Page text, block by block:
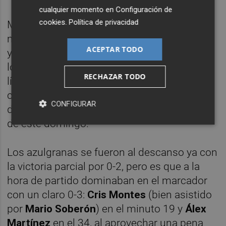
Mientras que el Intercity arrancó el curso
mirando con decisión a la cabeza de la tabla
y hoy transita por la zona media, el Eldense
lo hizo con agobios clasificatorios y hoy es
líder, gracias a que ha sido capaz de enlazar
cinco victorias consecutivas, la última a
domicilio sobre el Sabadell por 1-3 la tarde
de este domingo.
Los azulgranas se fueron al descanso ya con
la victoria parcial por 0-2, pero es que a la
hora de partido dominaban en el marcador
con un claro 0-3: Cris Montes (bien asistido
por Mario Soberón) en el minuto 19 yÁlex
Martínez en el 34, al aprovechar una pena
cualquier momento enConfiguración de
cookies .Política de privacidad
ACEPTAR TODO
RECHAZAR TODO
CONFIGURAR